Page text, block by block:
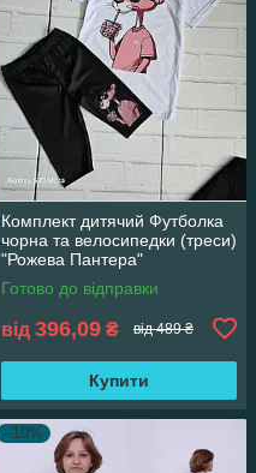
Комплект дитячий Футболка
чорна та велосипедки (треси)
"Рожева Пантера"
Готово до відправки
від 396,09 ₴ від 489 ₴
Купити
–10%